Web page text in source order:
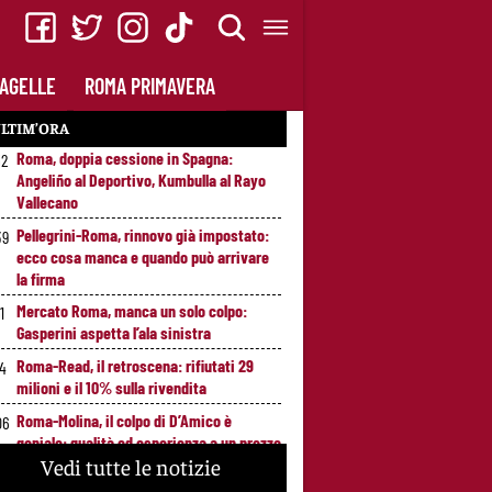
ROMA PRIMAVERA
Roma, doppia cessione in Spagna:
Angeliño al Deportivo, Kumbulla al Rayo
Vallecano
Pellegrini-Roma, rinnovo già impostato:
ecco cosa manca e quando può arrivare
la firma
Mercato Roma, manca un solo colpo:
Gasperini aspetta l’ala sinistra
Roma-Read, il retroscena: rifiutati 29
milioni e il 10% sulla rivendita
Roma-Molina, il colpo di D’Amico è
geniale: qualità ed esperienza a un prezzo
da occasione
Vedi tutte le notizie